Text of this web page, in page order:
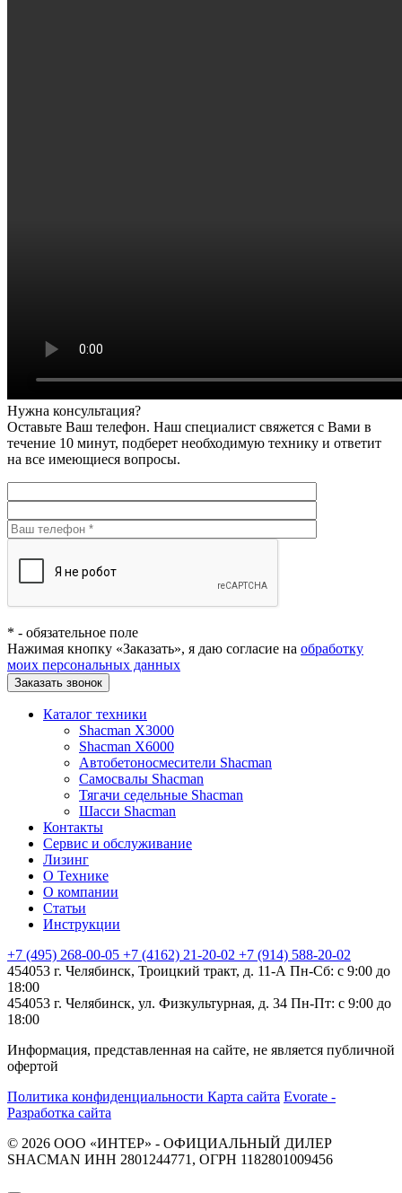
Нужна консультация?
Оставьте Ваш телефон. Наш специалист свяжется с Вами в
течение 10 минут, подберет необходимую технику и ответит
на все имеющиеся вопросы.
* - обязательное поле
Нажимая кнопку «Заказать», я даю согласие на обработку
моих персональных данных
Заказать звонок
Каталог техники
Shacman X3000
Shacman X6000
Автобетоносмесители Shacman
Самосвалы Shacman
Тягачи седельные Shacman
Шасси Shacman
Контакты
Сервис и обслуживание
Лизинг
О Технике
О компании
Статьи
Инструкции
+7 (495) 268-00-05 +7 (4162) 21-20-02 +7 (914) 588-20-02
454053 г. Челябинск, Троицкий тракт, д. 11-А Пн-Сб: с 9:00 до
18:00
454053 г. Челябинск, ул. Физкультурная, д. 34 Пн-Пт: с 9:00 до
18:00
Информация, представленная на сайте, не является публичной
офертой
Политика конфиденциальности Карта сайта Evorate -
Разработка сайта
© 2026 ООО «ИНТЕР» - ОФИЦИАЛЬНЫЙ ДИЛЕР
SHACMAN ИНН 2801244771, ОГРН 1182801009456